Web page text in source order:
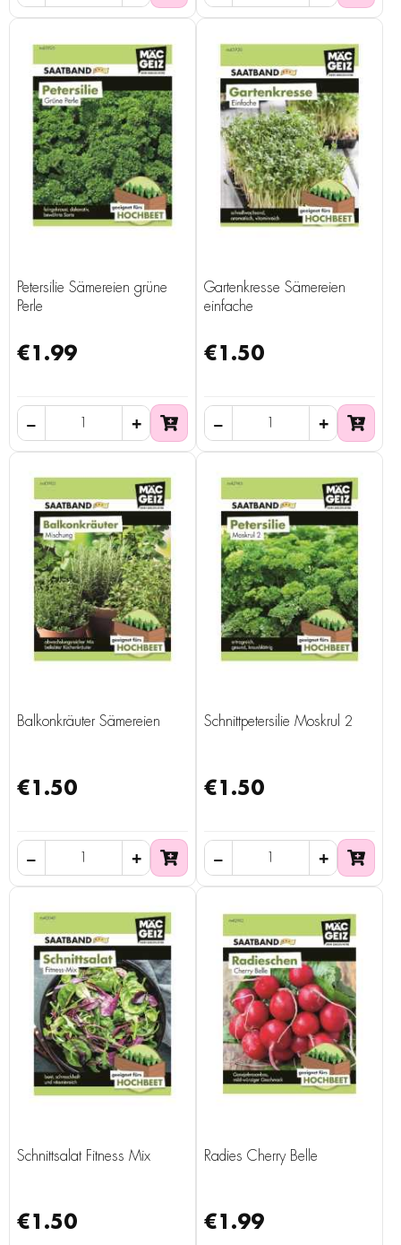
Petersilie Sämereien grüne
Perle
€1.99
Gartenkresse Sämereien
einfache
€1.50
Balkonkräuter Sämereien
€1.50
Schnittpetersilie Moskrul 2
€1.50
Schnittsalat Fitness Mix
€1.50
Radies Cherry Belle
€1.99